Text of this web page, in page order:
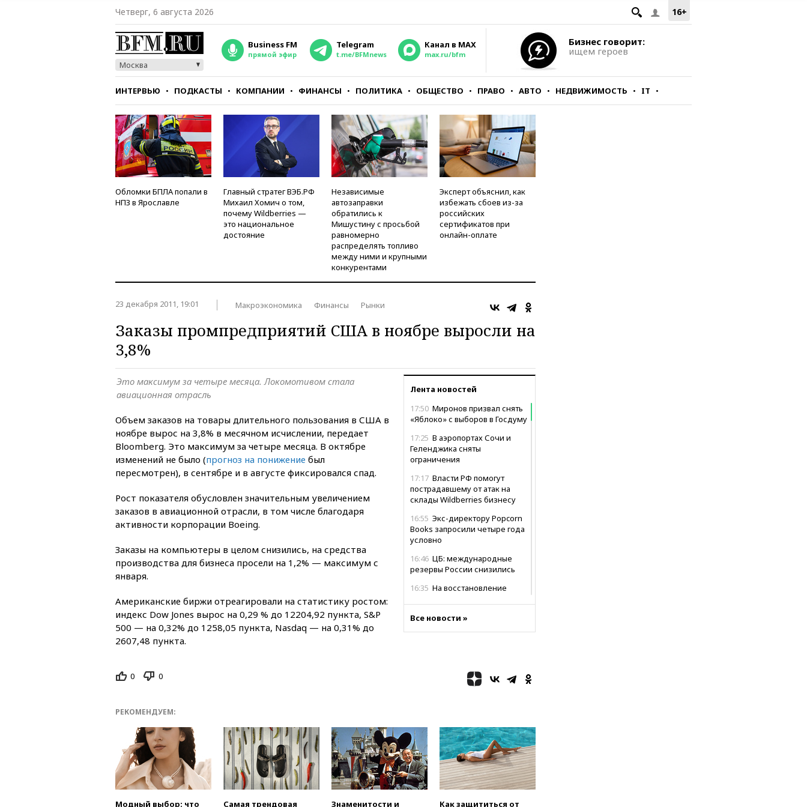
16+
Четверг, 6 августа 2026
Москва
Business FM
прямой эфир
Telegram
t.me/BFMnews
Канал в MAX
max.ru/bfm
Бизнес говорит:
ищем героев
ИНТЕРВЬЮ ПОДКАСТЫ КОМПАНИИ ФИНАНСЫ ПОЛИТИКА ОБЩЕСТВО ПРАВО АВТО НЕДВИЖИМОСТЬ IT
СТИЛЬ ТЕСТЫ
Обломки БПЛА попали в
НПЗ в Ярославле
Главный стратег ВЭБ.РФ
Михаил Хомич о том,
почему Wildberries —
это национальное
достояние
Независимые
автозаправки
обратились к
Мишустину с просьбой
равномерно
распределять топливо
между ними и крупными
конкурентами
Эксперт объяснил, как
избежать сбоев из-за
российских
сертификатов при
онлайн-оплате
23 декабря 2011, 19:01 Макроэкономика Финансы Рынки
Заказы промпредприятий США в ноябре выросли на
3,8%
Лента новостей
17:50 Миронов призвал снять
«Яблоко» с выборов в Госдуму
17:25 В аэропортах Сочи и
Геленджика сняты
ограничения
17:17 Власти РФ помогут
пострадавшему от атак на
склады Wildberries бизнесу
16:55 Экс-директору Popcorn
Books запросили четыре года
условно
16:46 ЦБ: международные
резервы России снизились
16:35 На восстановление
5 введен в эксплуатацию
15:15
В половине штатов США
зафиксирована вспышка
сальмонеллеза
14:57
Жара в Европе может
нанести ущерб экономике в
размере €800 млрд
Все новости »
Это максимум за четыре месяца. Локомотивом стала
авиационная отрасль
Объем заказов на товары длительного пользования в США в
ноябре вырос на 3,8% в месячном исчислении, передает
Bloomberg. Это максимум за четыре месяца. В октябре
изменений не было (прогноз на понижение был
пересмотрен), в сентябре и в августе фиксировался спад.
Рост показателя обусловлен значительным увеличением
заказов в авиационной отрасли, в том числе благодаря
активности корпорации Boeing.
Заказы на компьютеры в целом снизились, на средства
производства для бизнеса просели на 1,2% — максимум с
января.
Американские биржи отреагировали на статистику ростом:
индекс Dow Jones вырос на 0,29 % до 12204,92 пункта, S&P
500 — на 0,32% до 1258,05 пункта, Nasdaq — на 0,31% до
2607,48 пункта.
0 0
РЕКОМЕНДУЕМ:
Модный выбор: что
Самая трендовая
Знаменитости и
Как защититься от